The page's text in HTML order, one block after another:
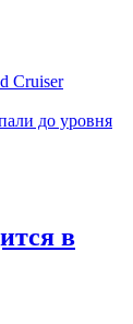
Cruiser
до уровня
в